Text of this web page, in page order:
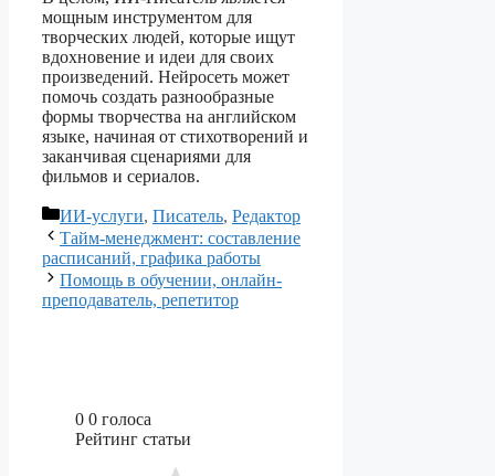
мощным инструментом для
творческих людей, которые ищут
вдохновение и идеи для своих
произведений. Нейросеть может
помочь создать разнообразные
формы творчества на английском
языке, начиная от стихотворений и
заканчивая сценариями для
фильмов и сериалов.
Рубрики
ИИ-услуги, Писатель, Редактор
Тайм-менеджмент: составление
расписаний, графика работы
Помощь в обучении, онлайн-
преподаватель, репетитор
0 0 голоса
Рейтинг статьи